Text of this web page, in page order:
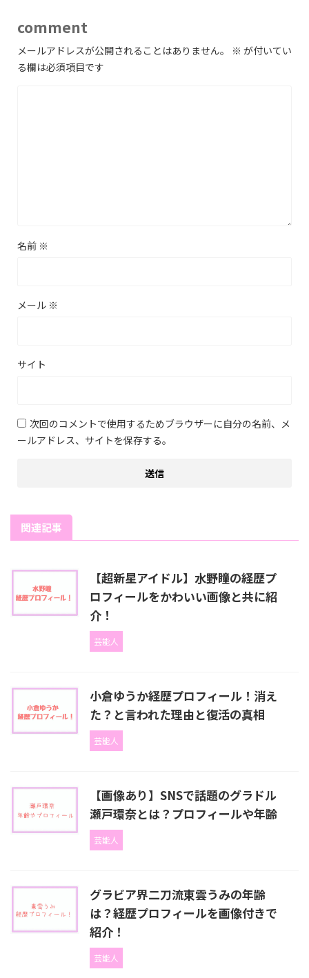
comment
メールアドレスが公開されることはありません。 ※ が付いてい
る欄は必須項目です
名前 ※
メール ※
サイト
次回のコメントで使用するためブラウザーに自分の名前、メ
ールアドレス、サイトを保存する。
関連記事
【超新星アイドル】水野瞳の経歴プ
ロフィールをかわいい画像と共に紹
介！
芸能人
小倉ゆうか経歴プロフィール！消え
た？と言われた理由と復活の真相
芸能人
【画像あり】SNSで話題のグラドル
瀬戸環奈とは？プロフィールや年齢
芸能人
グラビア界二刀流東雲うみの年齢
は？経歴プロフィールを画像付きで
紹介！
芸能人